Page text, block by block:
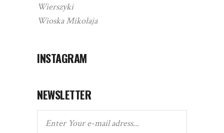
Wierszyki
Wioska Mikołaja
INSTAGRAM
NEWSLETTER